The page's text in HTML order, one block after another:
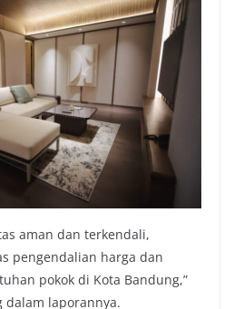
aman dan terkendali,
pengendalian harga dan
pokok di Kota Bandung,”
dalam laporannya.